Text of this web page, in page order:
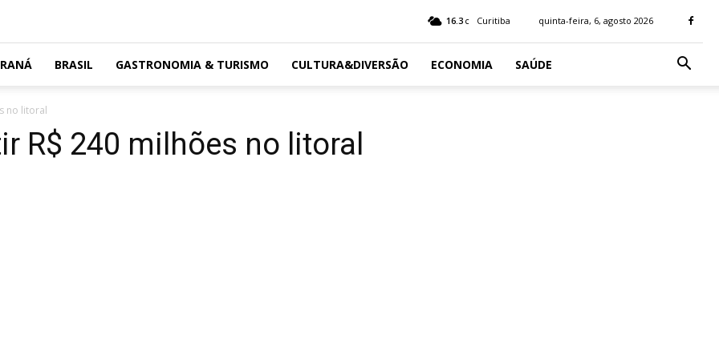
16.3 C Curitiba quinta-feira, 6, agosto 2026
BRASIL GASTRONOMIA & TURISMO CULTURA&DIVERSÃO ECONOMIA SAÚDE
no litoral
R$ 240 milhões no litoral